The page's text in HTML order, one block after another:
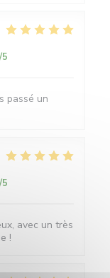
/5
passé un
/5
avec un très
!